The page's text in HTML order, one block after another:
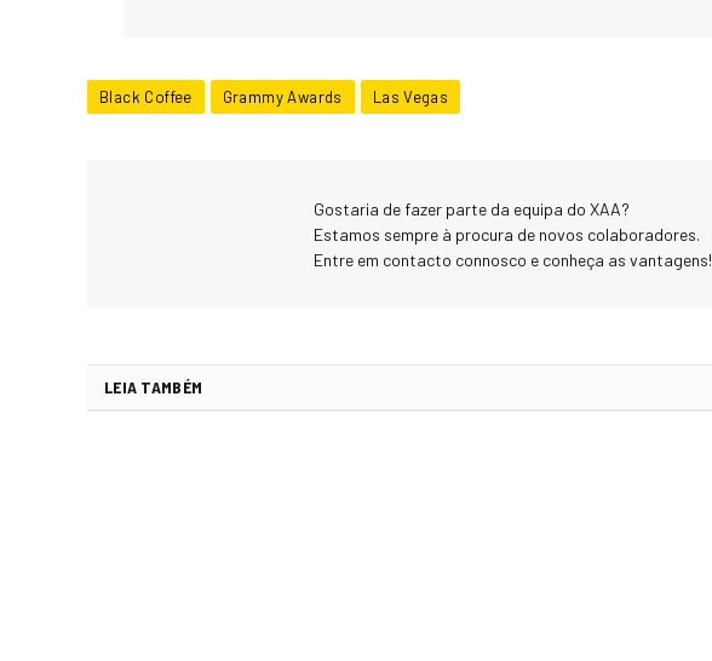
Black Coffee Grammy Awards Las Vegas
Gostaria de fazer parte da equipa do XAA?
Estamos sempre à procura de novos colaboradores.
Entre em contacto connosco e conheça as vantagens!
LEIA TAMBÉM